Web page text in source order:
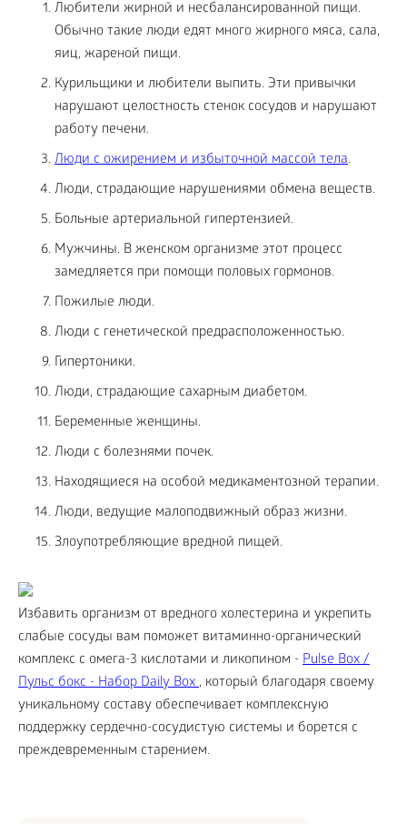
Любители жирной и несбалансированной пищи.
Обычно такие люди едят много жирного мяса, сала,
яиц, жареной пищи.
Курильщики и любители выпить. Эти привычки
нарушают целостность стенок сосудов и нарушают
работу печени.
Люди с ожирением и избыточной массой тела.
Люди, страдающие нарушениями обмена веществ.
Больные артериальной гипертензией.
Мужчины. В женском организме этот процесс
замедляется при помощи половых гормонов.
Пожилые люди.
Люди с генетической предрасположенностью.
Гипертоники.
Люди, страдающие сахарным диабетом.
Беременные женщины.
Люди с болезнями почек.
Находящиеся на особой медикаментозной терапии.
Люди, ведущие малоподвижный образ жизни.
Злоупотребляющие вредной пищей.
Избавить организм от вредного холестерина и укрепить
слабые сосуды вам поможет витаминно-органический
комплекс с омега-3 кислотами и ликопином - Pulse Box /
Пульс бокс - Набор Daily Box, который благодаря своему
уникальному составу обеспечивает комплексную
поддержку сердечно-сосудистую системы и борется с
преждевременным старением.